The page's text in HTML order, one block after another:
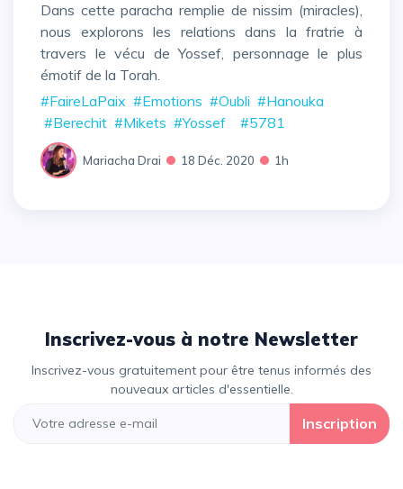
Dans cette paracha remplie de nissim (miracles),
nous explorons les relations dans la fratrie à
travers le vécu de Yossef, personnage le plus
émotif de la Torah.
#FaireLaPaix #Emotions #Oubli #Hanouka
#Berechit #Mikets #Yossef #5781
Mariacha Drai 18 Déc. 2020 1h
Inscrivez-vous à notre Newsletter
Inscrivez-vous gratuitement pour être tenus informés des
nouveaux articles d'essentielle.
Inscription